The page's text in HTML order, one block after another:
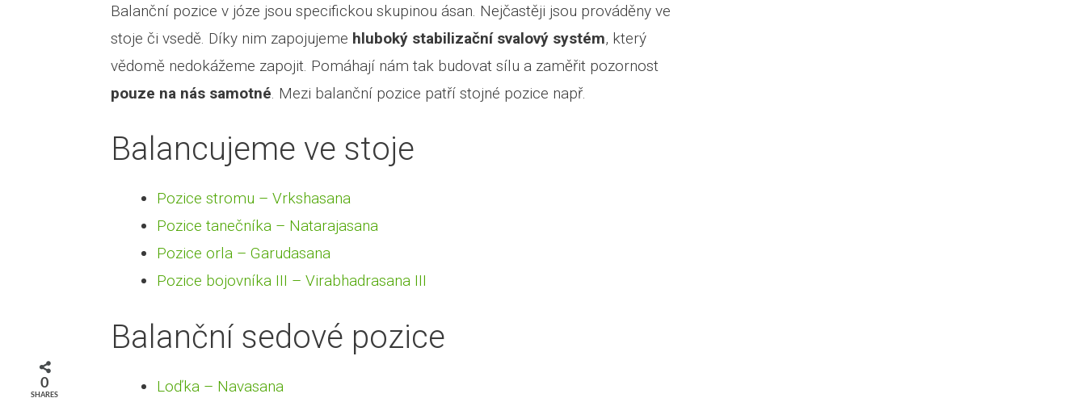
Balanční pozice v józe jsou specifickou skupinou ásan. Nejčastěji jsou prováděny ve
stoje či vsedě. Díky nim zapojujeme hluboký stabilizační svalový systém, který
vědomě nedokážeme zapojit. Pomáhají nám tak budovat sílu a zaměřit pozornost
pouze na nás samotné. Mezi balanční pozice patří stojné pozice např.
Balancujeme ve stoje
Pozice stromu – Vrkshasana
Pozice tanečníka – Natarajasana
Pozice orla – Garudasana
Pozice bojovníka III – Virabhadrasana III
Balanční sedové pozice
Loďka – Navasana
0
SHARES